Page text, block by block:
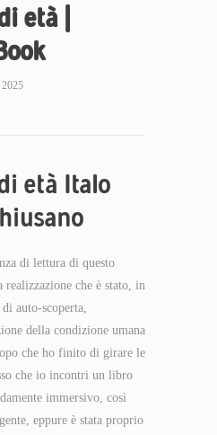
età |
2025
età Italo
di lettura di questo
che è stato, in
auto-scoperta,
della condizione umana
che ho finito di girare le
che io incontri un libro
immersivo, così
eppure è stata proprio